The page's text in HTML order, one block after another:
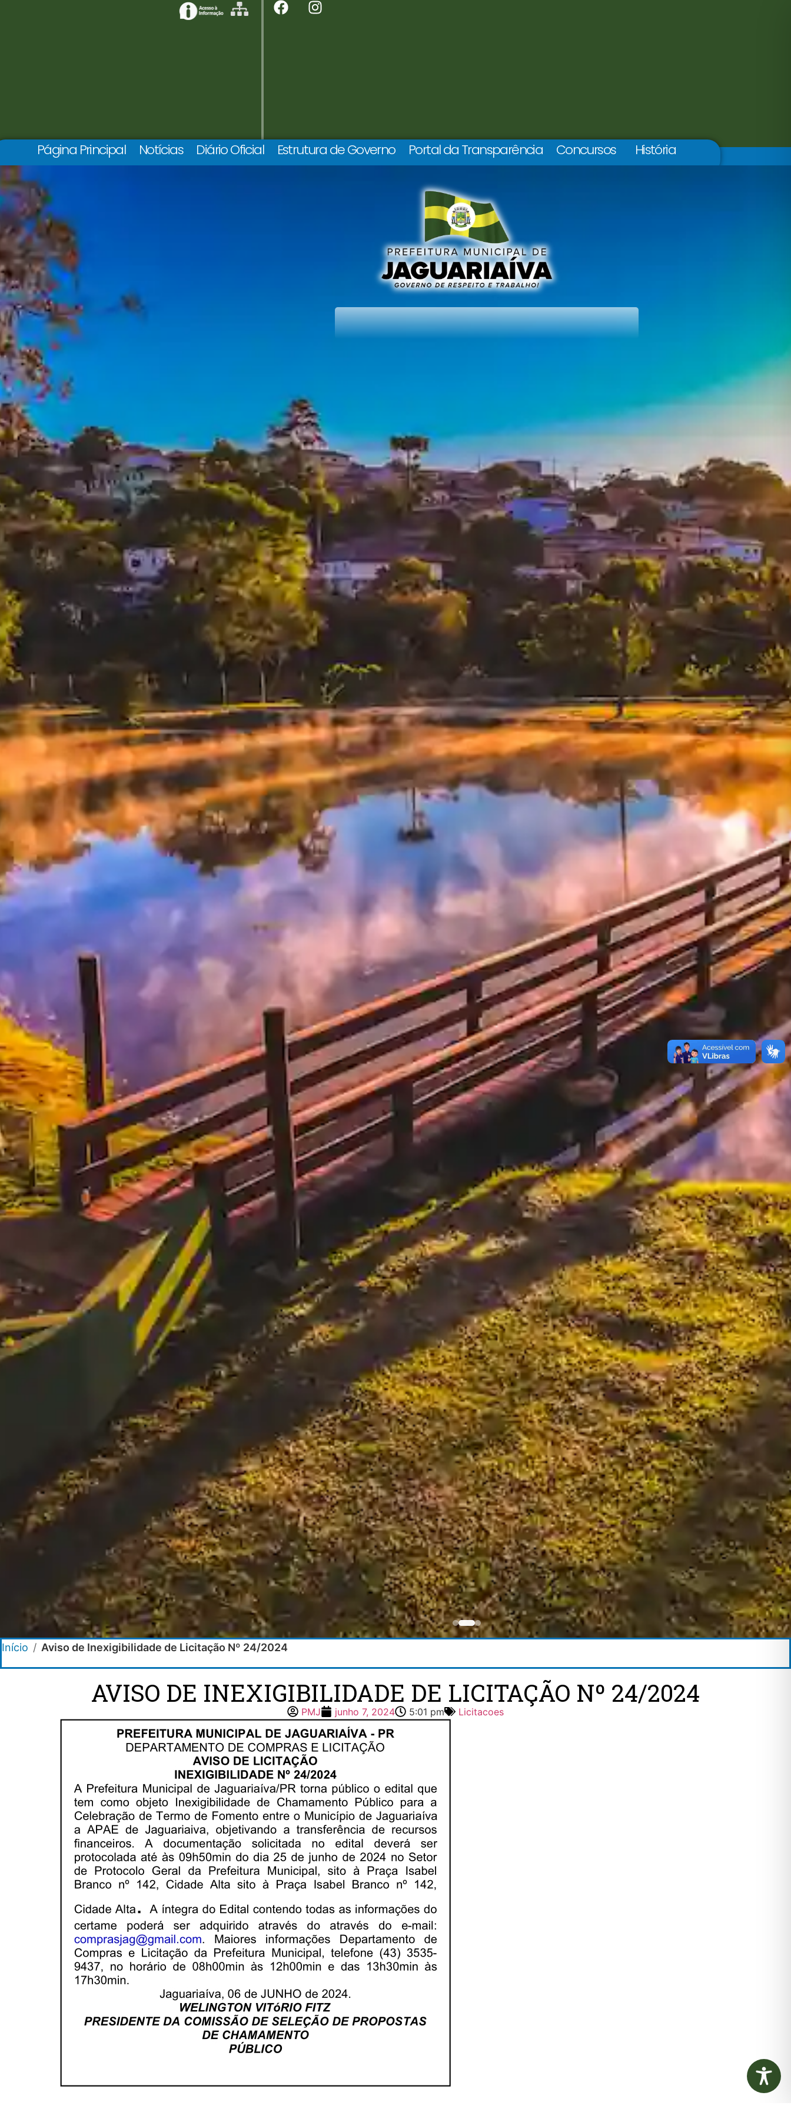
Página Principal Notícias Diário Oficial Estrutura de Governo Portal da Transparência Concursos História
Início / Aviso de Inexigibilidade de Licitação Nº 24/2024
AVISO DE INEXIGIBILIDADE DE LICITAÇÃO Nº 24/2024
PMJ junho 7, 2024 5:01 pm Licitacoes